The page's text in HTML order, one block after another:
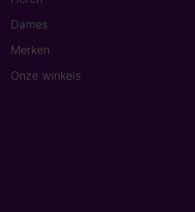
Dames
Merken
Onze winkels